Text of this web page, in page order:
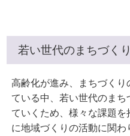
若い世代のまちづく
高齢化が進み、まちづく
ている中、若い世代のま
ていくため、様々な課題
に地域づくりの活動に関